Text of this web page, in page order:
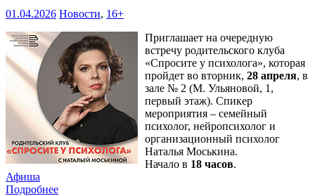
01.04.2026 Новости, 16+
Приглашает на очередную
встречу родительского клуба
«Спросите у психолога», которая
пройдет во вторник, 28 апреля, в
зале № 2 (М. Ульяновой, 1,
первый этаж). Спикер
мероприятия – семейный
психолог, нейропсихолог и
организационный психолог
Наталья Моськина.
Начало в 18 часов.
Афиша
Подробнее